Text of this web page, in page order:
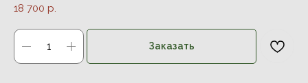
18 700 р.
Заказать